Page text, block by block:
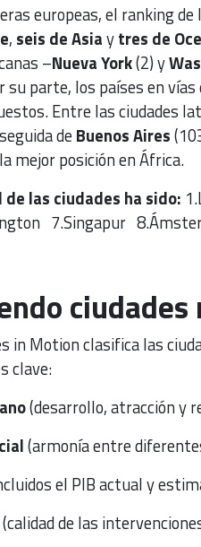
europeas, el ranking de l
, seis de Asiaytres de
–NuevaYork(2) y
su parte, los países en
Entre las ciudades
deBuenos Aires
mejor posición en África.
las ciudades ha sido:
7.Singapur
in Motion clasifica las
clave:
(desarrollo, atracción y
(armonía entre
el PIB actual y
(calidad de las